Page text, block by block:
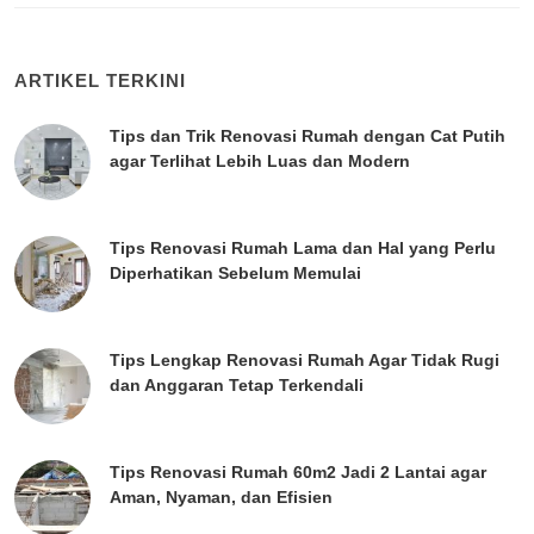
ARTIKEL TERKINI
Tips dan Trik Renovasi Rumah dengan Cat Putih
agar Terlihat Lebih Luas dan Modern
Tips Renovasi Rumah Lama dan Hal yang Perlu
Diperhatikan Sebelum Memulai
Tips Lengkap Renovasi Rumah Agar Tidak Rugi
dan Anggaran Tetap Terkendali
Tips Renovasi Rumah 60m2 Jadi 2 Lantai agar
Aman, Nyaman, dan Efisien